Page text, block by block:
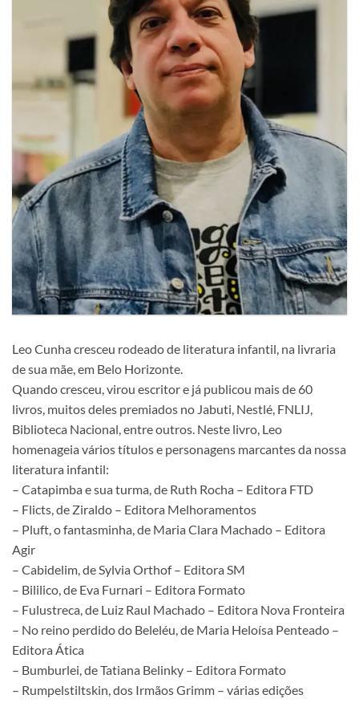
Leo Cunha cresceu rodeado de literatura infantil, na livraria
de sua mãe, em Belo Horizonte.
Quando cresceu, virou escritor e já publicou mais de 60
livros, muitos deles premiados no Jabuti, Nestlé, FNLIJ,
Biblioteca Nacional, entre outros. Neste livro, Leo
homenageia vários títulos e personagens marcantes da nossa
literatura infantil:
– Catapimba e sua turma, de Ruth Rocha – Editora FTD
– Flicts, de Ziraldo – Editora Melhoramentos
– Pluft, o fantasminha, de Maria Clara Machado – Editora
Agir
– Cabidelim, de Sylvia Orthof – Editora SM
– Bililico, de Eva Furnari – Editora Formato
– Fulustreca, de Luiz Raul Machado – Editora Nova Fronteira
– No reino perdido do Beleléu, de Maria Heloísa Penteado –
Editora Ática
– Bumburlei, de Tatiana Belinky – Editora Formato
– Rumpelstiltskin, dos Irmãos Grimm – várias edições